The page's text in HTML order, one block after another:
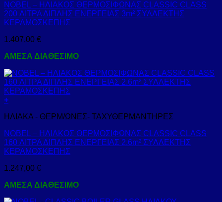
NOBEL – ΗΛΙΑΚΟΣ ΘΕΡΜΟΣΙΦΩΝΑΣ CLASSIC CLASS
200 ΛΙΤΡΑ ΔΙΠΛΗΣ ΕΝΕΡΓΕΙΑΣ 3m² ΣΥΛΛΕΚΤΗΣ
ΚΕΡΑΜΟΣΚΕΠΗΣ
1.407,00 €
ΑΜΕΣΑ ΔΙΑΘΕΣΙΜΟ
+
ΗΛΙΑΚΑ - ΘΕΡΜ/ΩΝΕΣ- ΤΑΧΥΘΕΡΜΑΝΤΗΡΕΣ
NOBEL – ΗΛΙΑΚΟΣ ΘΕΡΜΟΣΙΦΩΝΑΣ CLASSIC CLASS
160 ΛΙΤΡΑ ΔΙΠΛΗΣ ΕΝΕΡΓΕΙΑΣ 2.6m² ΣΥΛΛΕΚΤΗΣ
ΚΕΡΑΜΟΣΚΕΠΗΣ
1.247,00 €
ΑΜΕΣΑ ΔΙΑΘΕΣΙΜΟ